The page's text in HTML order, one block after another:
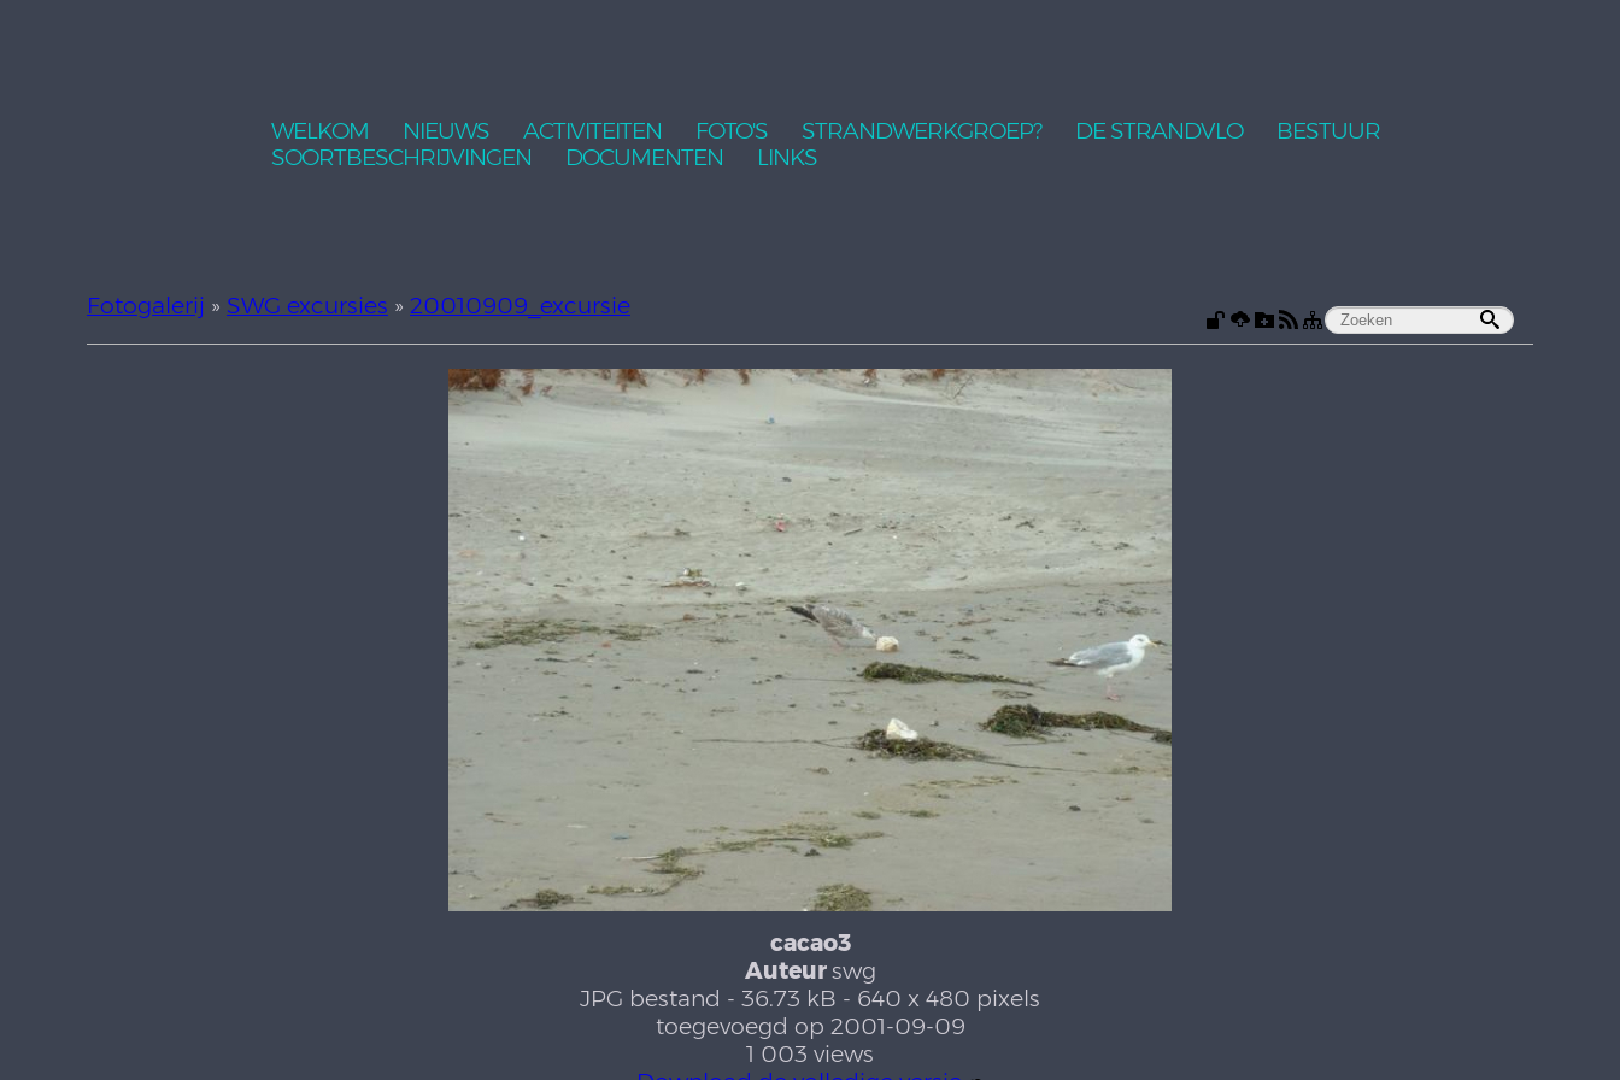
WELKOM NIEUWS ACTIVITEITEN FOTO'S STRANDWERKGROEP? DE STRANDVLO
BESTUUR
SOORTBESCHRIJVINGEN
DOCUMENTEN LINKS
Fotogalerij » SWG excursies » 20010909_excursie
cacao3
Auteurswg
JPG bestand - 36.73 kB - 640 x 480 pixels
toegevoegd op 2001-09-09
1 003 views